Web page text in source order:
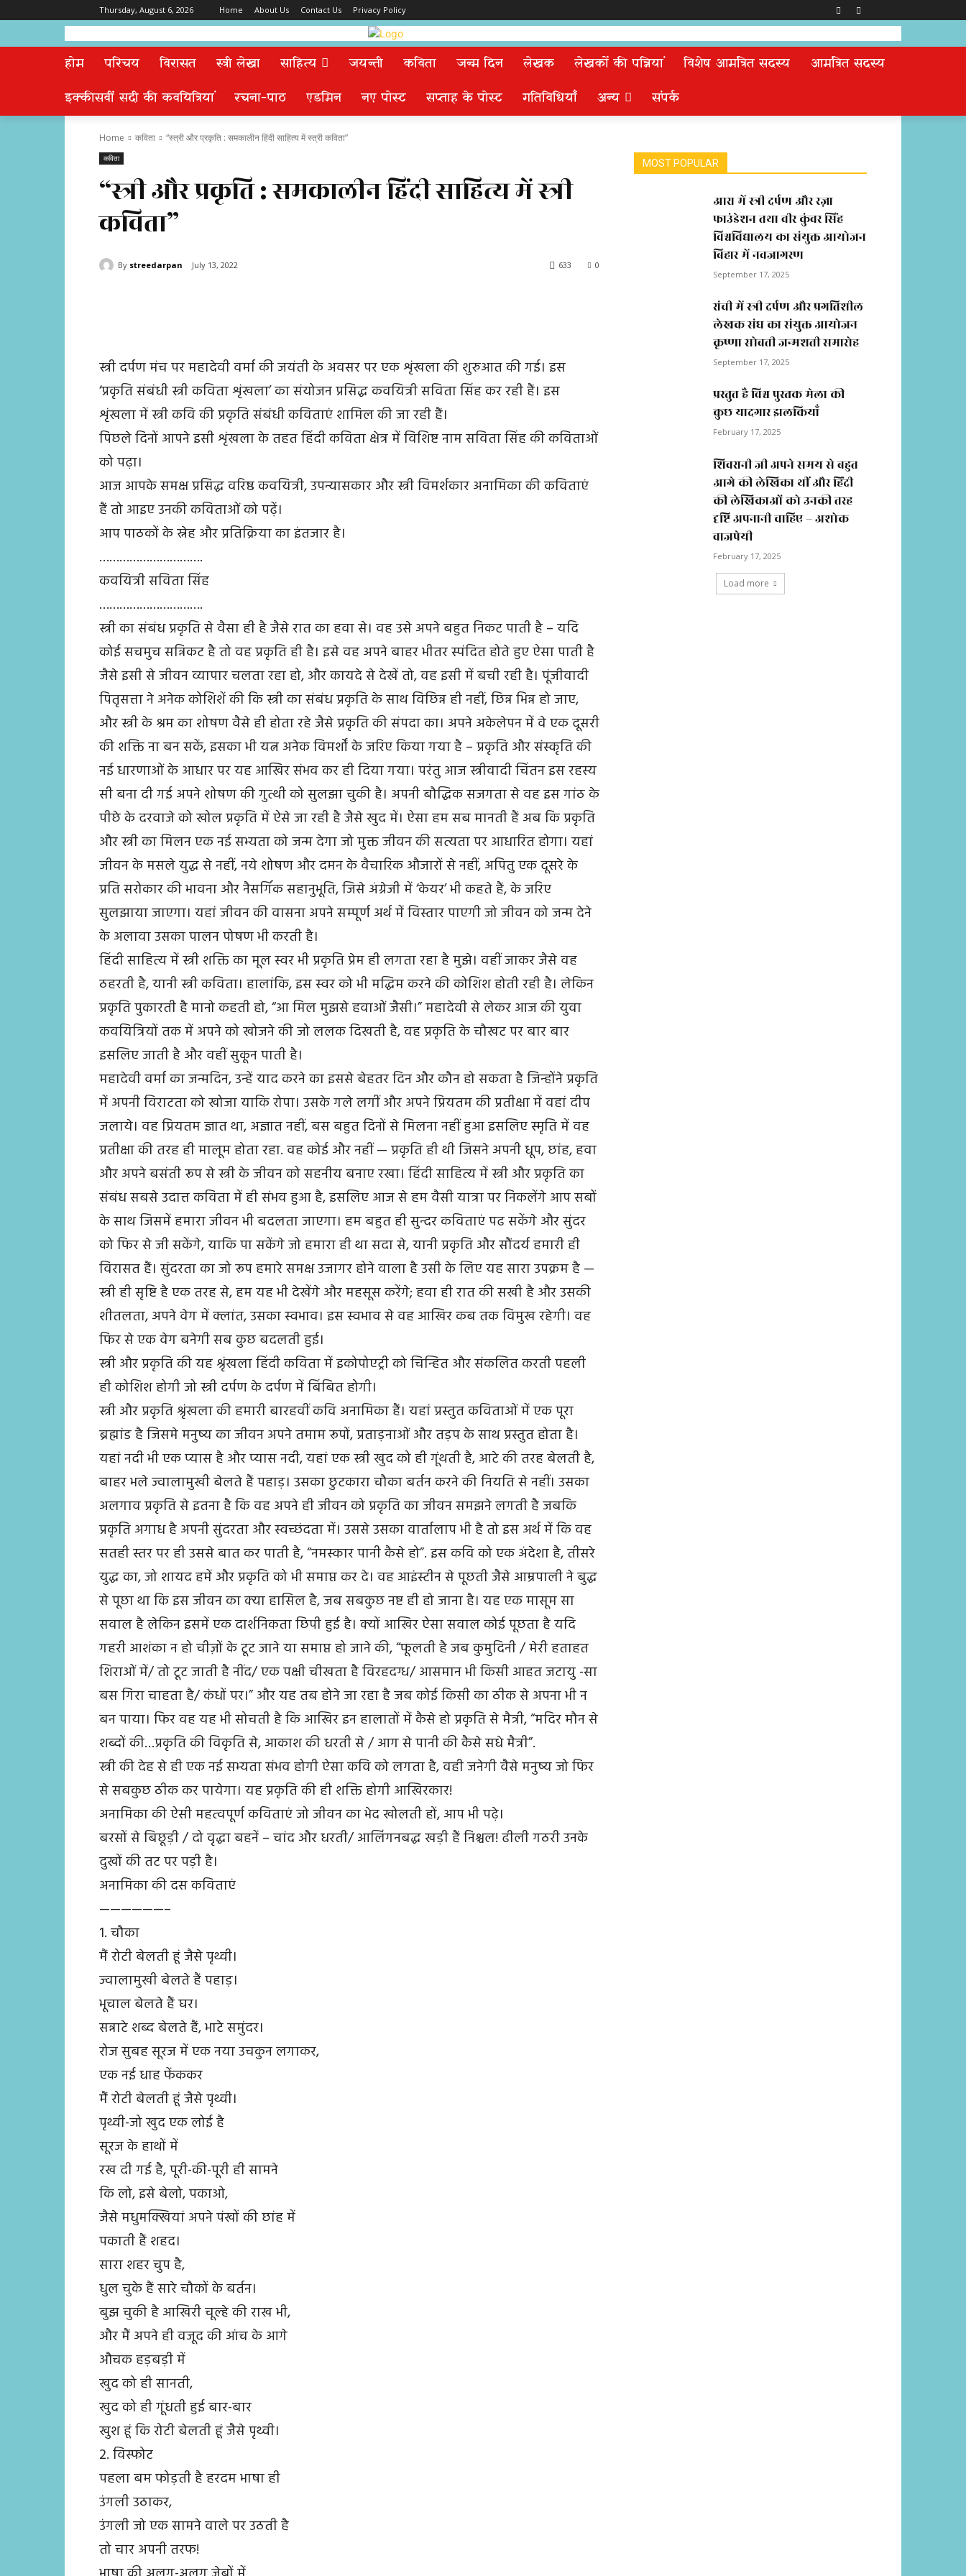
Thursday, August 6, 2026 Home About Us Contact Us Privacy Policy
होम परिचय विरासत स्त्री लेखा साहित्य जयन्ती कविता जन्म दिन लेखक लेखकों की पत्नियां विशेष आमंत्रित सदस्य
आमंत्रित सदस्य
इक्कीसवीं सदी की कवयित्रियां
रचना-पाठ एडमिन नए पोस्ट सप्ताह के पोस्ट गतिविधियाँ अन्य संपर्क
Home कविता “स्त्री और प्रकृति : समकालीन हिंदी साहित्य में स्त्री कविता”
कविता
“स्त्री और प्रकृति : समकालीन हिंदी साहित्य में स्त्री
कविता”
By streedarpan July 13, 2022 0
633
स्त्री दर्पण मंच पर महादेवी वर्मा की जयंती के अवसर पर एक शृंखला की शुरुआत की गई। इस
‘प्रकृति संबंधी स्त्री कविता शृंखला’ का संयोजन प्रसिद्ध कवयित्री सविता सिंह कर रही हैं। इस
शृंखला में स्त्री कवि की प्रकृति संबंधी कविताएं शामिल की जा रही हैं।
पिछले दिनों आपने इसी शृंखला के तहत हिंदी कविता क्षेत्र में विशिष्ट नाम सविता सिंह की कविताओं
को पढ़ा।
आज आपके समक्ष प्रसिद्ध वरिष्ठ कवयित्री, उपन्यासकार और स्त्री विमर्शकार अनामिका की कविताएं
हैं तो आइए उनकी कविताओं को पढ़ें।
आप पाठकों के स्नेह और प्रतिक्रिया का इंतजार है।
………………………….
कवयित्री सविता सिंह
………………………….
स्त्री का संबंध प्रकृति से वैसा ही है जैसे रात का हवा से। वह उसे अपने बहुत निकट पाती है – यदि
कोई सचमुच सन्निकट है तो वह प्रकृति ही है। इसे वह अपने बाहर भीतर स्पंदित होते हुए ऐसा पाती है
जैसे इसी से जीवन व्यापार चलता रहा हो, और कायदे से देखें तो, वह इसी में बची रही है। पूंजीवादी
पितृसत्ता ने अनेक कोशिशें की कि स्त्री का संबंध प्रकृति के साथ विछिन्न ही नहीं, छिन्न भिन्न हो जाए,
और स्त्री के श्रम का शोषण वैसे ही होता रहे जैसे प्रकृति की संपदा का। अपने अकेलेपन में वे एक दूसरी
की शक्ति ना बन सकें, इसका भी यत्न अनेक विमर्शों के जरिए किया गया है – प्रकृति और संस्कृति की
नई धारणाओं के आधार पर यह आखिर संभव कर ही दिया गया। परंतु आज स्त्रीवादी चिंतन इस रहस्य
सी बना दी गई अपने शोषण की गुत्थी को सुलझा चुकी है। अपनी बौद्धिक सजगता से वह इस गांठ के
पीछे के दरवाजे को खोल प्रकृति में ऐसे जा रही है जैसे खुद में। ऐसा हम सब मानती हैं अब कि प्रकृति
और स्त्री का मिलन एक नई सभ्यता को जन्म देगा जो मुक्त जीवन की सत्यता पर आधारित होगा। यहां
जीवन के मसले युद्ध से नहीं, नये शोषण और दमन के वैचारिक औजारों से नहीं, अपितु एक दूसरे के
प्रति सरोकार की भावना और नैसर्गिक सहानुभूति, जिसे अंग्रेजी में ‘केयर’ भी कहते हैं, के जरिए
सुलझाया जाएगा। यहां जीवन की वासना अपने सम्पूर्ण अर्थ में विस्तार पाएगी जो जीवन को जन्म देने
के अलावा उसका पालन पोषण भी करती है।
हिंदी साहित्य में स्त्री शक्ति का मूल स्वर भी प्रकृति प्रेम ही लगता रहा है मुझे। वहीं जाकर जैसे वह
ठहरती है, यानी स्त्री कविता। हालांकि, इस स्वर को भी मद्धिम करने की कोशिश होती रही है। लेकिन
प्रकृति पुकारती है मानो कहती हो, “आ मिल मुझसे हवाओं जैसी।” महादेवी से लेकर आज की युवा
कवयित्रियों तक में अपने को खोजने की जो ललक दिखती है, वह प्रकृति के चौखट पर बार बार
इसलिए जाती है और वहीं सुकून पाती है।
महादेवी वर्मा का जन्मदिन, उन्हें याद करने का इससे बेहतर दिन और कौन हो सकता है जिन्होंने प्रकृति
में अपनी विराटता को खोजा याकि रोपा। उसके गले लगीं और अपने प्रियतम की प्रतीक्षा में वहां दीप
जलाये। वह प्रियतम ज्ञात था, अज्ञात नहीं, बस बहुत दिनों से मिलना नहीं हुआ इसलिए स्मृति में वह
प्रतीक्षा की तरह ही मालूम होता रहा. वह कोई और नहीं — प्रकृति ही थी जिसने अपनी धूप, छांह, हवा
और अपने बसंती रूप से स्त्री के जीवन को सहनीय बनाए रखा। हिंदी साहित्य में स्त्री और प्रकृति का
संबंध सबसे उदात्त कविता में ही संभव हुआ है, इसलिए आज से हम वैसी यात्रा पर निकलेंगे आप सबों
के साथ जिसमें हमारा जीवन भी बदलता जाएगा। हम बहुत ही सुन्दर कविताएं पढ सकेंगे और सुंदर
को फिर से जी सकेंगे, याकि पा सकेंगे जो हमारा ही था सदा से, यानी प्रकृति और सौंदर्य हमारी ही
विरासत हैं। सुंदरता का जो रूप हमारे समक्ष उजागर होने वाला है उसी के लिए यह सारा उपक्रम है —
स्त्री ही सृष्टि है एक तरह से, हम यह भी देखेंगे और महसूस करेंगे; हवा ही रात की सखी है और उसकी
शीतलता, अपने वेग में क्लांत, उसका स्वभाव। इस स्वभाव से वह आखिर कब तक विमुख रहेगी। वह
फिर से एक वेग बनेगी सब कुछ बदलती हुई।
स्त्री और प्रकृति की यह श्रृंखला हिंदी कविता में इकोपोएट्री को चिन्हित और संकलित करती पहली
ही कोशिश होगी जो स्त्री दर्पण के दर्पण में बिंबित होगी।
स्त्री और प्रकृति श्रृंखला की हमारी बारहवीं कवि अनामिका हैं। यहां प्रस्तुत कविताओं में एक पूरा
ब्रह्मांड है जिसमे मनुष्य का जीवन अपने तमाम रूपों, प्रताड़नाओं और तड़प के साथ प्रस्तुत होता है।
यहां नदी भी एक प्यास है और प्यास नदी, यहां एक स्त्री खुद को ही गूंथती है, आटे की तरह बेलती है,
बाहर भले ज्वालामुखी बेलते हैं पहाड़। उसका छुटकारा चौका बर्तन करने की नियति से नहीं। उसका
अलगाव प्रकृति से इतना है कि वह अपने ही जीवन को प्रकृति का जीवन समझने लगती है जबकि
प्रकृति अगाध है अपनी सुंदरता और स्वच्छंदता में। उससे उसका वार्तालाप भी है तो इस अर्थ में कि वह
सतही स्तर पर ही उससे बात कर पाती है, “नमस्कार पानी कैसे हो”. इस कवि को एक अंदेशा है, तीसरे
युद्ध का, जो शायद हमें और प्रकृति को भी समाप्त कर दे। वह आइंस्टीन से पूछती जैसे आम्रपाली ने बुद्ध
से पूछा था कि इस जीवन का क्या हासिल है, जब सबकुछ नष्ट ही हो जाना है। यह एक मासूम सा
सवाल है लेकिन इसमें एक दार्शनिकता छिपी हुई है। क्यों आखिर ऐसा सवाल कोई पूछता है यदि
गहरी आशंका न हो चीज़ों के टूट जाने या समाप्त हो जाने की, “फूलती है जब कुमुदिनी / मेरी हताहत
शिराओं में/ तो टूट जाती है नींद/ एक पक्षी चीखता है विरहदग्ध/ आसमान भी किसी आहत जटायु -सा
बस गिरा चाहता है/ कंधों पर।” और यह तब होने जा रहा है जब कोई किसी का ठीक से अपना भी न
बन पाया। फिर वह यह भी सोचती है कि आखिर इन हालातों में कैसे हो प्रकृति से मैत्री, “मदिर मौन से
शब्दों की…प्रकृति की विकृति से, आकाश की धरती से / आग से पानी की कैसे सधे मैत्री”.
स्त्री की देह से ही एक नई सभ्यता संभव होगी ऐसा कवि को लगता है, वही जनेगी वैसे मनुष्य जो फिर
से सबकुछ ठीक कर पायेगा। यह प्रकृति की ही शक्ति होगी आखिरकार!
अनामिका की ऐसी महत्वपूर्ण कविताएं जो जीवन का भेद खोलती हों, आप भी पढ़े।
बरसों से बिछूड़ी / दो वृद्धा बहनें – चांद और धरती/ आलिंगनबद्ध खड़ी हैं निश्चल! ढीली गठरी उनके
दुखों की तट पर पड़ी है।
अनामिका की दस कविताएं
——————–
1. चौका
मैं रोटी बेलती हूं जैसे पृथ्वी।
ज्वालामुखी बेलते हैं पहाड़।
भूचाल बेलते हैं घर।
सन्नाटे शब्द बेलते हैं, भाटे समुंदर।
रोज सुबह सूरज में एक नया उचकुन लगाकर,
एक नई धाह फेंककर
मैं रोटी बेलती हूं जैसे पृथ्वी।
पृथ्वी-जो खुद एक लोई है
सूरज के हाथों में
रख दी गई है, पूरी-की-पूरी ही सामने
कि लो, इसे बेलो, पकाओ,
जैसे मधुमक्खियां अपने पंखों की छांह में
पकाती हैं शहद।
सारा शहर चुप है,
धुल चुके हैं सारे चौकों के बर्तन।
बुझ चुकी है आखिरी चूल्हे की राख भी,
और मैं अपने ही वजूद की आंच के आगे
औचक हड़बड़ी में
खुद को ही सानती,
खुद को ही गूंधती हुई बार-बार
खुश हूं कि रोटी बेलती हूं जैसे पृथ्वी।
2. विस्फोट
पहला बम फोड़ती है हरदम भाषा ही
उंगली उठाकर,
उंगली जो एक सामने वाले पर उठती है
तो चार अपनी तरफ!
MOST POPULAR
आरा में स्त्री दर्पण और रज़ा
फाउंडेशन तथा वीर कुंवर सिंह
विश्वविद्यालय का संयुक्त आयोजन
बिहार में नवजागरण
September 17, 2025
रांची में स्त्री दर्पण और प्रगतिशील
लेखक संघ का संयुक्त आयोजन
कृष्णा सोबती जन्मशती समारोह
September 17, 2025
प्रस्तुत है विश्व पुस्तक मेला की
कुछ यादगार झलकियाॅं
February 17, 2025
शिवरानी जी अपने समय से बहुत
आगे की लेखिका थीं और हिंदी
की लेखिकाओं को उनकी तरह
दृष्टि अपनानी चाहिए – अशोक
वाजपेयी
February 17, 2025
Load more